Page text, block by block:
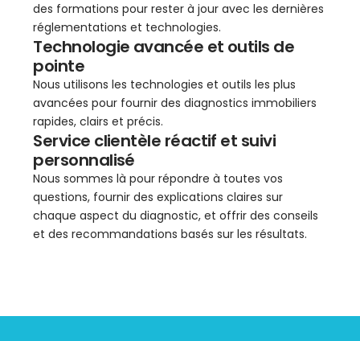
des formations pour rester à jour avec les dernières
réglementations et technologies.
Technologie avancée et outils de
pointe
Nous utilisons les technologies et outils les plus
avancées pour fournir des diagnostics immobiliers
rapides, clairs et précis.
Service clientèle réactif et suivi
personnalisé
Nous sommes là pour répondre à toutes vos
questions, fournir des explications claires sur
chaque aspect du diagnostic, et offrir des conseils
et des recommandations basés sur les résultats.